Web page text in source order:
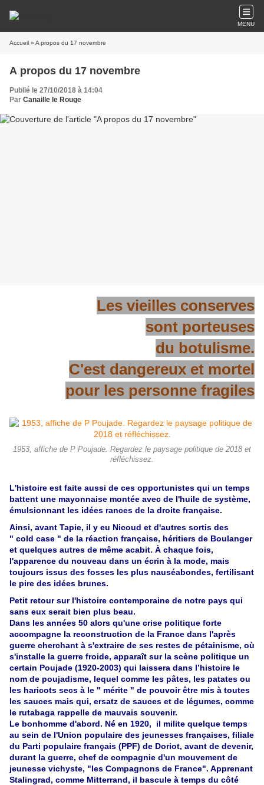
MENU
Accueil » A propos du 17 novembre
A propos du 17 novembre
Publié le 27/10/2018 à 14:04
Par Canaille le Rouge
Les vieilles conserves
sont porteuses
du botulisme.
C'est dangereux et mortel
pour les personne fragiles
1953, affiche de P Poujade. Regardez le paysage politique de 2018 et
réfléchissez.
L'histoire est faite aussi de ces opportunistes qui un temps
battent une mayonnaise montée avec de l'huile de système,
émulsionnant les idées rances de la droite française.
Ainsi, avant Tapie, il y eu Nicoud et d'autres sortis des
" cold case " de la réaction française, héritiers de Boulanger
et quelques autres de même acabit. À chaque fois,
l'apparence du nouveau dans un écrin à la mode, mais
toujours issus des fosses les plus nauséabondes, fertilisant
le pire des idées brunes.
Petit retour sur l'histoire contemporaine de notre pays qui
sans eux serait bien plus beau.
Dans les années 50 alors qu'une crise politique forte
accompagne la reconstruction de la France dans l'après
guerre cherchant à s'extraire de ses restes de pétainisme, où
s'installe la guerre froide, apparaît sur la scène politique un
certain Poujade (1920-2003) qui laissera dans l’histoire le
nom de poujadisme, lequel comme les pâtes, les patates ou
les haricots secs à le " mérite " de pouvoir être mis à toutes
les sauces mais qui, ersatz de sauces et de légumes, comme
le rutabaga rappelle de mauvais souvenir.
Le bonhomme d'abord. Né en 1920, il milite quelque temps
au sein de l'Union populaire des jeunesses françaises, filiale
du Parti populaire français (PPF) de Doriot, avant de devenir,
durant la guerre, chef de compagnie d'un mouvement de
jeunesse vichyste, "les Compagnons de France". Apprenant
Stalingrad, comme Mitterrand, il bascule à temps du côté